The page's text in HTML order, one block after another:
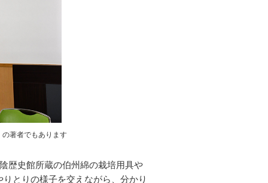
著者でもあります
歴史館所蔵の伯州綿の栽培用具や
とりの様子を交えながら、分かり